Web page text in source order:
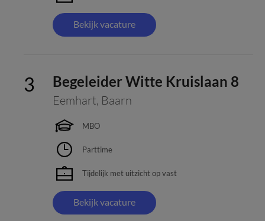
Bekijk vacature
Begeleider Witte Kruislaan 8
Eemhart, Baarn
MBO
Parttime
Tijdelijk met uitzicht op vast
Bekijk vacature